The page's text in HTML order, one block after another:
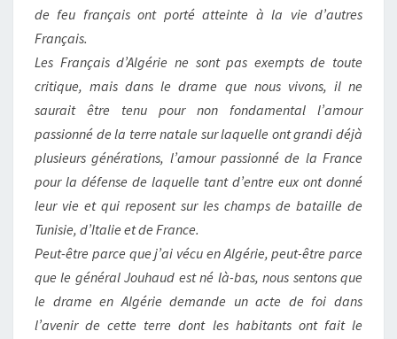
de feu français ont porté atteinte à la vie d’autres
Français.
Les Français d’Algérie ne sont pas exempts de toute
critique, mais dans le drame que nous vivons, il ne
saurait être tenu pour non fondamental l’amour
passionné de la terre natale sur laquelle ont grandi déjà
plusieurs générations, l’amour passionné de la France
pour la défense de laquelle tant d’entre eux ont donné
leur vie et qui reposent sur les champs de bataille de
Tunisie, d’Italie et de France.
Peut-être parce que j’ai vécu en Algérie, peut-être parce
que le général Jouhaud est né là-bas, nous sentons que
le drame en Algérie demande un acte de foi dans
l’avenir de cette terre dont les habitants ont fait le